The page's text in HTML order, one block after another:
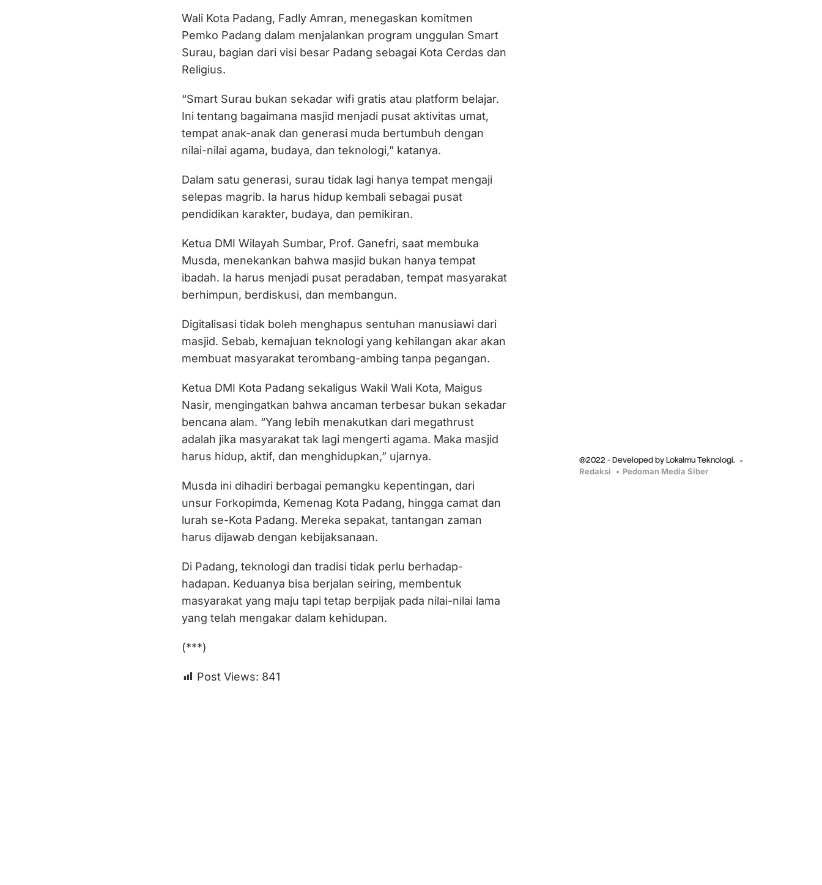
Wali Kota Padang, Fadly Amran, menegaskan komitmen
Pemko Padang dalam menjalankan program unggulan Smart
Surau, bagian dari visi besar Padang sebagai Kota Cerdas dan
Religius.
“Smart Surau bukan sekadar wifi gratis atau platform belajar.
Ini tentang bagaimana masjid menjadi pusat aktivitas umat,
tempat anak-anak dan generasi muda bertumbuh dengan
nilai-nilai agama, budaya, dan teknologi,” katanya.
Dalam satu generasi, surau tidak lagi hanya tempat mengaji
selepas magrib. Ia harus hidup kembali sebagai pusat
pendidikan karakter, budaya, dan pemikiran.
Ketua DMI Wilayah Sumbar, Prof. Ganefri, saat membuka
Musda, menekankan bahwa masjid bukan hanya tempat
ibadah. Ia harus menjadi pusat peradaban, tempat masyarakat
berhimpun, berdiskusi, dan membangun.
Digitalisasi tidak boleh menghapus sentuhan manusiawi dari
masjid. Sebab, kemajuan teknologi yang kehilangan akar akan
membuat masyarakat terombang-ambing tanpa pegangan.
Ketua DMI Kota Padang sekaligus Wakil Wali Kota, Maigus
Nasir, mengingatkan bahwa ancaman terbesar bukan sekadar
bencana alam. “Yang lebih menakutkan dari megathrust
adalah jika masyarakat tak lagi mengerti agama. Maka masjid
harus hidup, aktif, dan menghidupkan,” ujarnya.
Musda ini dihadiri berbagai pemangku kepentingan, dari
unsur Forkopimda, Kemenag Kota Padang, hingga camat dan
lurah se-Kota Padang. Mereka sepakat, tantangan zaman
harus dijawab dengan kebijaksanaan.
Di Padang, teknologi dan tradisi tidak perlu berhadap-
hadapan. Keduanya bisa berjalan seiring, membentuk
masyarakat yang maju tapi tetap berpijak pada nilai-nilai lama
yang telah mengakar dalam kehidupan.
(***)
Post Views: 841
@2022 - Developed by Lokalmu Teknologi.
Redaksi Pedoman Media Siber